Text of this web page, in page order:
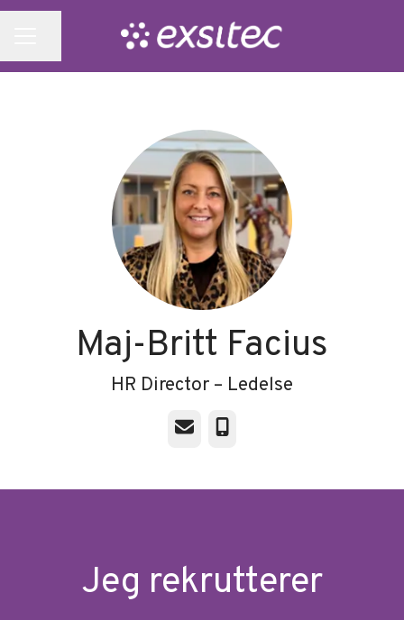
Maj-Britt Facius
HR Director – Ledelse
E-mail Telefon
Jeg rekrutterer